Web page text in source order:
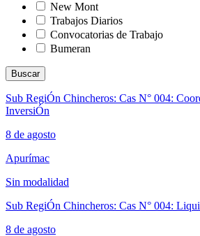
New Mont
Trabajos Diarios
Convocatorias de Trabajo
Bumeran
Buscar
Sub RegiÓn Chincheros: Cas N° 004:
InversiÓn
8 de agosto
Apurímac
Sin modalidad
Sub RegiÓn Chincheros: Cas N° 004:
8 de agosto